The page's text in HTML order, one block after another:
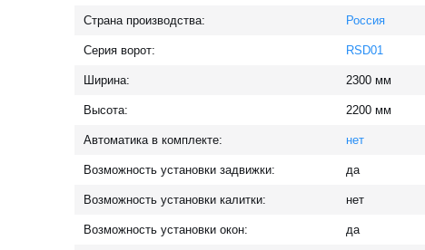
Страна производства: Россия
Серия ворот: RSD01
Ширина: 2300 мм
Высота: 2200 мм
Автоматика в комплекте: нет
Возможность установки задвижки: да
Возможность установки калитки: нет
Возможность установки окон: да